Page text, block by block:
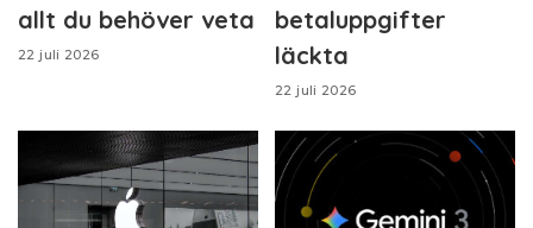
allt du behöver veta
22 juli 2026
betaluppgifter
läckta
22 juli 2026